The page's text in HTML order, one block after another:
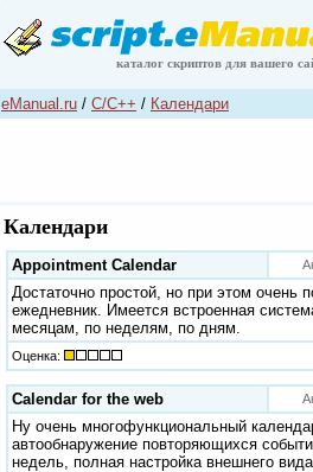
каталог скриптов для вашего
eManual.ru / C/C++ / Календари
Календари
Appointment Calendar
Достаточно простой, но при этом очень
ежедневник. Имеется встроенная
месяцам, по неделям, по дням.
Оценка:
Calendar for the web
Ну очень многофункциональный
автообнаружение повторяющихся
недель, полная настройка внешнего